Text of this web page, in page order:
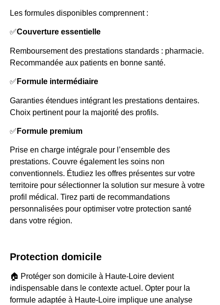
Les formules disponibles comprennent :
✅Couverture essentielle
Remboursement des prestations standards : pharmacie.
Recommandée aux patients en bonne santé.
✅ Formule intermédiaire
Garanties étendues intégrant les prestations dentaires.
Choix pertinent pour la majorité des profils.
✅ Formule premium
Prise en charge intégrale pour l’ensemble des
prestations. Couvre également les soins non
conventionnels. Étudiez les offres présentes sur votre
territoire pour sélectionner la solution sur mesure à votre
profil médical. Tirez parti de recommandations
personnalisées pour optimiser votre protection santé
dans votre région.
Protection domicile
🏠 Protéger son domicile à Haute-Loire devient
indispensable dans le contexte actuel. Opter pour la
formule adaptée à Haute-Loire implique une analyse